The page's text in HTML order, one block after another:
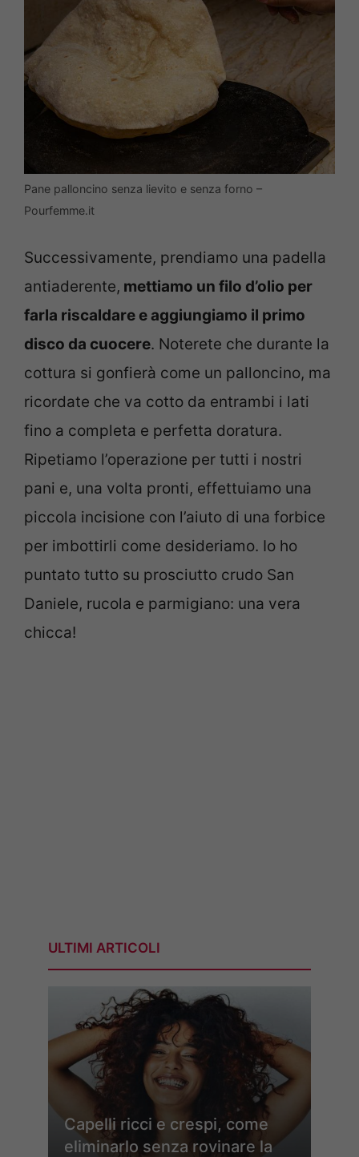
Pane palloncino senza lievito e senza forno –
Pourfemme.it
Successivamente, prendiamo una padella
antiaderente, mettiamo un filo d’olio per
farla riscaldare e aggiungiamo il primo
disco da cuocere. Noterete che durante la
cottura si gonfierà come un palloncino, ma
ricordate che va cotto da entrambi i lati
fino a completa e perfetta doratura.
Ripetiamo l’operazione per tutti i nostri
pani e, una volta pronti, effettuiamo una
piccola incisione con l’aiuto di una forbice
per imbottirli come desideriamo. Io ho
puntato tutto su prosciutto crudo San
Daniele, rucola e parmigiano: una vera
chicca!
ULTIMI ARTICOLI
Capelli ricci e crespi, come
eliminarlo senza rovinare la